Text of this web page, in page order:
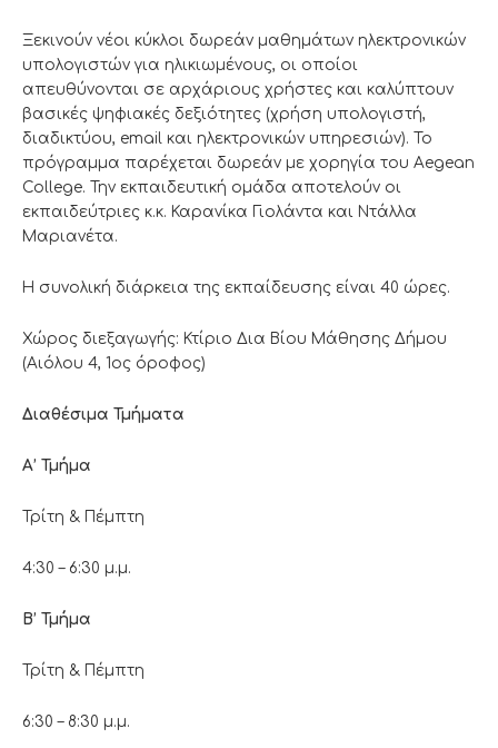
Ξεκινούν νέοι κύκλοι δωρεάν μαθημάτων ηλεκτρονικών
υπολογιστών για ηλικιωμένους, οι οποίοι
απευθύνονται σε αρχάριους χρήστες και καλύπτουν
βασικές ψηφιακές δεξιότητες (χρήση υπολογιστή,
διαδικτύου, email και ηλεκτρονικών υπηρεσιών). Το
πρόγραμμα παρέχεται δωρεάν με χορηγία του Aegean
College. Την εκπαιδευτική ομάδα αποτελούν οι
εκπαιδεύτριες κ.κ. Καρανίκα Γιολάντα και Ντάλλα
Μαριανέτα.
Η συνολική διάρκεια της εκπαίδευσης είναι 40 ώρες.
Χώρος διεξαγωγής: Κτίριο Δια Βίου Μάθησης Δήμου
(Αιόλου 4, 1ος όροφος)
Διαθέσιμα Τμήματα
Α’ Τμήμα
Τρίτη & Πέμπτη
4:30 – 6:30 μ.μ.
Β’ Τμήμα
Τρίτη & Πέμπτη
6:30 – 8:30 μ.μ.